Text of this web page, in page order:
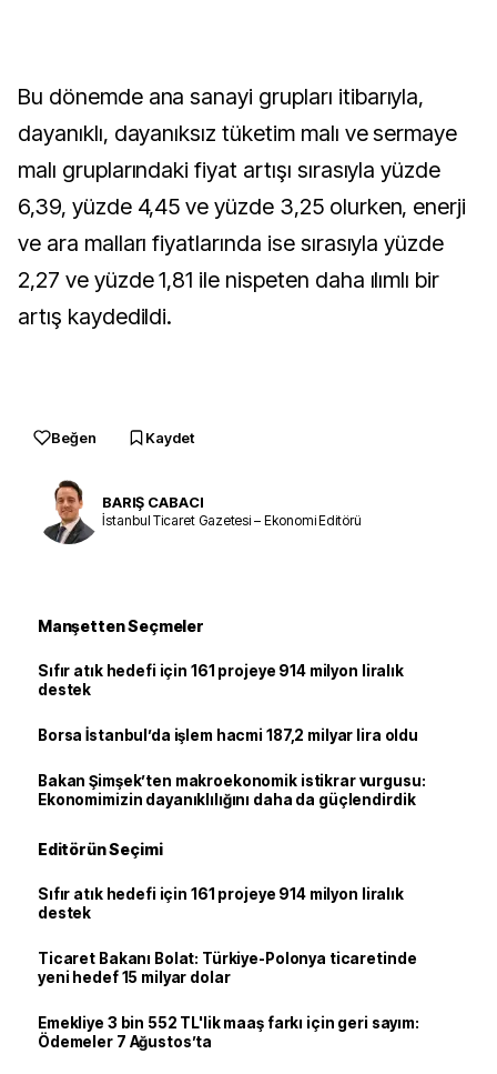
Bu dönemde ana sanayi grupları itibarıyla,
dayanıklı, dayanıksız tüketim malı ve sermaye
malı gruplarındaki fiyat artışı sırasıyla yüzde
6,39, yüzde 4,45 ve yüzde 3,25 olurken, enerji
ve ara malları fiyatlarında ise sırasıyla yüzde
2,27 ve yüzde 1,81 ile nispeten daha ılımlı bir
artış kaydedildi.
Beğen Kaydet
BARIŞ CABACI
İstanbul Ticaret Gazetesi – Ekonomi Editörü
Manşetten Seçmeler
Sıfır atık hedefi için 161 projeye 914 milyon liralık
destek
Borsa İstanbul’da işlem hacmi 187,2 milyar lira oldu
Bakan Şimşek’ten makroekonomik istikrar vurgusu:
Ekonomimizin dayanıklılığını daha da güçlendirdik
Editörün Seçimi
Sıfır atık hedefi için 161 projeye 914 milyon liralık
destek
Ticaret Bakanı Bolat: Türkiye-Polonya ticaretinde
yeni hedef 15 milyar dolar
Emekliye 3 bin 552 TL'lik maaş farkı için geri sayım:
Ödemeler 7 Ağustos’ta